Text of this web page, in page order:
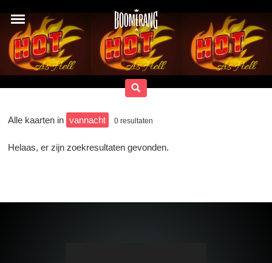
Alle kaarten in vannacht 0 resultaten
Helaas, er zijn zoekresultaten gevonden.